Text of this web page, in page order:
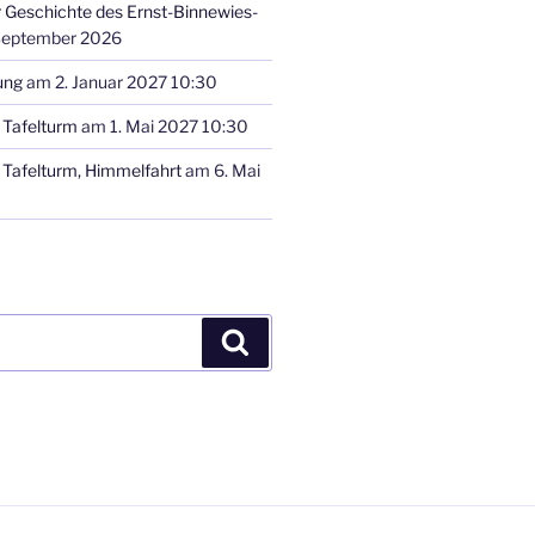
des Ernst-Binnewies-
2026
am 2. Januar 2027 10:30
am 1. Mai 2027 10:30
Himmelfahrtam 6. Mai